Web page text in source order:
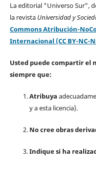
La editorial "Universo Sur",
la revista Universidad y
Commons Atribución-
Internacional (CC BY-NC-
Usted puede compartir el
siempre que:
Atribuya
y a esta licencia).
No cree obras
Indique si ha